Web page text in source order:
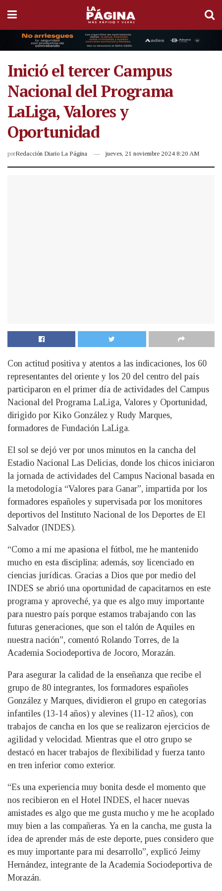
Inició el tercer Campus
Nacional del Programa
LaLiga, Valores y
Oportunidad
porRedacción Diario La Página jueves, 21 noviembre 2024 8:20 AM
Con actitud positiva y atentos a las indicaciones, los 60
representantes del oriente y los 20 del centro del país
participaron en el primer día de actividades del Campus
Nacional del Programa LaLiga, Valores y Oportunidad,
dirigido por Kiko González y Rudy Marques,
formadores de Fundación LaLiga.
El sol se dejó ver por unos minutos en la cancha del
Estadio Nacional Las Delicias, donde los chicos iniciaron
la jornada de actividades del Campus Nacional basada en
la metodología “Valores para Ganar”, impartida por los
formadores españoles y supervisada por los monitores
deportivos del Instituto Nacional de los Deportes de El
Salvador (INDES).
“Como a mí me apasiona el fútbol, me he mantenido
mucho en esta disciplina; además, soy licenciado en
ciencias jurídicas. Gracias a Dios que por medio del
INDES se abrió una oportunidad de capacitarnos en este
programa y aproveché, ya que es algo muy importante
para nuestro país porque estamos trabajando con las
futuras generaciones, que son el talón de Aquiles en
nuestra nación”, comentó Rolando Torres, de la
Academia Sociodeportiva de Jocoro, Morazán.
Para asegurar la calidad de la enseñanza que recibe el
grupo de 80 integrantes, los formadores españoles
González y Marques, dividieron el grupo en categorías
infantiles (13-14 años) y alevines (11-12 años), con
trabajos de cancha en los que se realizaron ejercicios de
agilidad y velocidad. Mientras que el otro grupo se
destacó en hacer trabajos de flexibilidad y fuerza tanto
en tren inferior como exterior.
“Es una experiencia muy bonita desde el momento que
nos recibieron en el Hotel INDES, el hacer nuevas
amistades es algo que me gusta mucho y me he acoplado
muy bien a las compañeras. Ya en la cancha, me gusta la
idea de aprender más de este deporte, pues considero que
es muy importante para mi desarrollo”, explicó Jeimy
Hernández, integrante de la Academia Sociodeportiva de
Morazán.